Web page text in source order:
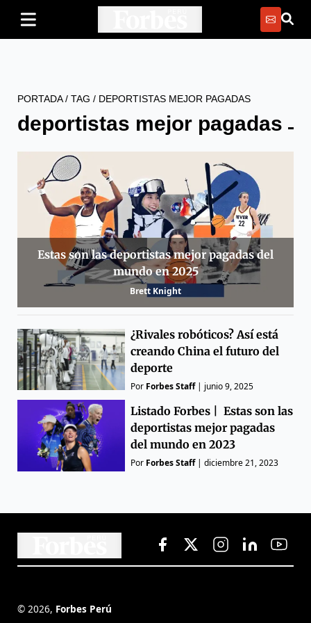
PORTADA/ TAG / DEPORTISTAS MEJOR PAGADAS
deportistas mejor pagadas
Estas son las deportistas mejor pagadas del
mundo en 2025
Brett Knight
¿Rivales robóticos? Así está
creando China el futuro del
deporte
Por Forbes Staff| junio 9, 2025
Listado Forbes | Estas son las
deportistas mejor pagadas
del mundo en 2023
Por Forbes Staff|diciembre 21, 2023
© 2026, Forbes Perú